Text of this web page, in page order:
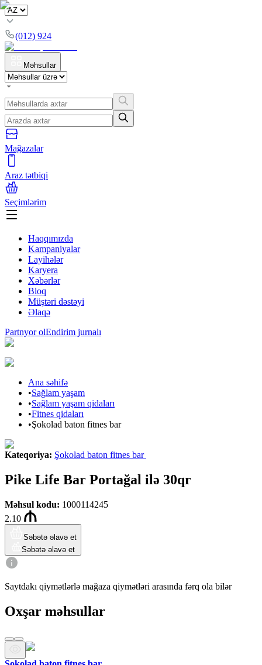
(012) 924
Məhsullar
Mağazalar
Araz tətbiqi
Seçimlərim
Haqqımızda
Kampaniyalar
Layihələr
Karyera
Xəbərlər
Bloq
Müştəri dəstəyi
Əlaqə
Partnyor olEndirim jurnalı
Ana səhifə
•Sağlam yaşam
•Sağlam yaşam qidaları
•Fitnes qidaları
•Şokolad baton fitnes bar
Kateqoriya: Şokolad baton fitnes bar
Pike Life Bar Portağal ilə 30qr
Məhsul kodu: 1000114245
2.10
Səbətə əlavə et
Səbətə əlavə et
Saytdakı qiymətlərlə mağaza qiymətləri arasında fərq ola bilər
Oxşar məhsullar